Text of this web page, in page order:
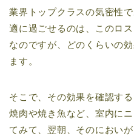
業界トップクラスの気密性
適に過ごせるのは、このロ
なのですが、どのくらいの
ます。
そこで、その効果を確認す
焼肉や焼き魚など、室内に
てみて、翌朝、そのにおい